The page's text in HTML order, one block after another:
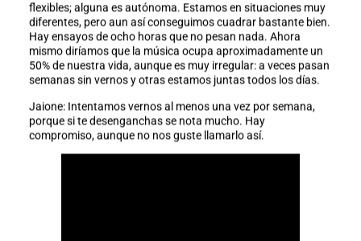
flexibles; alguna es autónoma. Estamos en situaciones muy
diferentes, pero aun así conseguimos cuadrar bastante bien.
Hay ensayos de ocho horas que no pesan nada. Ahora
mismo diríamos que la música ocupa aproximadamente un
50% de nuestra vida, aunque es muy irregular: a veces pasan
semanas sin vernos y otras estamos juntas todos los días.
Jaione: Intentamos vernos al menos una vez por semana,
porque si te desenganchas se nota mucho. Hay
compromiso, aunque no nos guste llamarlo así.